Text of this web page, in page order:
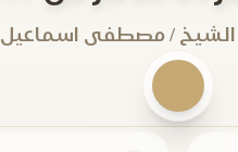
الشيخ / مصطفى اسماعيل